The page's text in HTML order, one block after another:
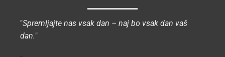
"Spremljajte nas vsak dan – naj bo vsak dan vaš
dan."